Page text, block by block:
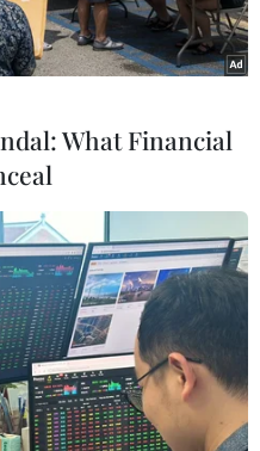
từng có, giúp M.U
What Financial